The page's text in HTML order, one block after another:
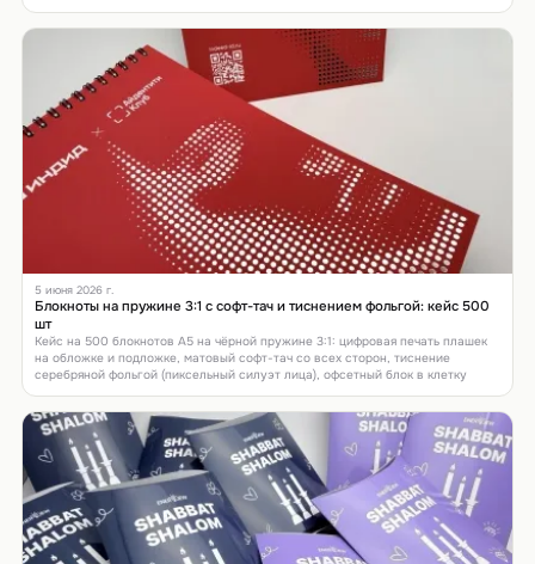
5 июня 2026 г.
Блокноты на пружине 3:1 с софт-тач и тиснением фольгой: кейс 500
шт
Кейс на 500 блокнотов А5 на чёрной пружине 3:1: цифровая печать плашек
на обложке и подложке, матовый софт-тач со всех сторон, тиснение
серебряной фольгой (пиксельный силуэт лица), офсетный блок в клетку